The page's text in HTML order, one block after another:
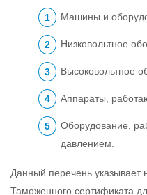
Машины и
Низковольтное
Высоковольтное
Аппараты,
Оборудование,
давлением.
Данный перечень указывает
Таможенного сертификата